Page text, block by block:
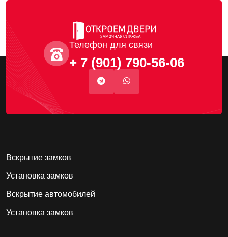
Телефон для связи
+ 7 (901) 790-56-06
Вскрытие замков
Установка замков
Вскрытие автомобилей
Установка замков